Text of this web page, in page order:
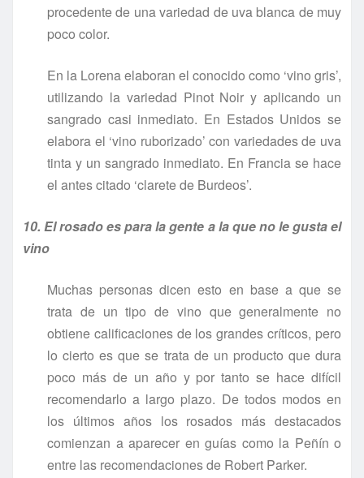
procedente de una variedad de uva blanca de muy
poco color.
En la Lorena elaboran el conocido como ‘vino gris’,
utilizando la variedad Pinot Noir y aplicando un
sangrado casi inmediato. En Estados Unidos se
elabora el ‘vino ruborizado’ con variedades de uva
tinta y un sangrado inmediato. En Francia se hace
el antes citado ‘clarete de Burdeos’.
10. El rosado es para la gente a la que no le gusta el
vino
Muchas personas dicen esto en base a que se
trata de un tipo de vino que generalmente no
obtiene calificaciones de los grandes críticos, pero
lo cierto es que se trata de un producto que dura
poco más de un año y por tanto se hace difícil
recomendarlo a largo plazo. De todos modos en
los últimos años los rosados más destacados
comienzan a aparecer en guías como la Peñín o
entre las recomendaciones de Robert Parker.